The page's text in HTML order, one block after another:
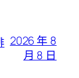
2026 年 8
月 8 日